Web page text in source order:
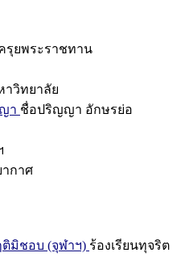
รุยพระราชทาน
าวิทยาลัย
า ชื่อปริญญา อักษรย่อ
กาศ
ติมิชอบ (จุฬาฯ) ร้องเรียนทุจริต